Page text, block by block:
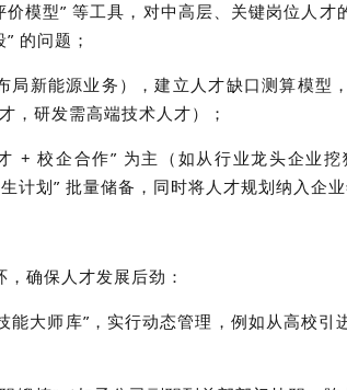
价模型” 等工具，对中高层、关键岗位人
的问题；
局新能源业务），建立人才缺口测算模
，研发需高端技术人才）；
+ 校企合作” 为主（如从行业龙头企业
划” 批量储备，同时将人才规划纳入企
确保人才发展后劲：
能大师库”，实行动态管理，例如从高校